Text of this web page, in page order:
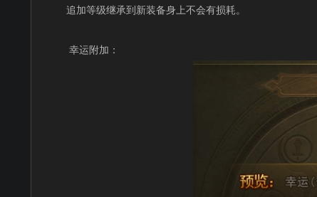
追加等级继承到新装备身上不会有损耗。
幸运附加：